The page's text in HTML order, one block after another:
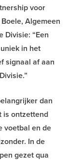
voor
Algemeen
Divisie: “Een
in het
signaal af aan
dan
is ontzettend
voetbal en de
In de
gezet qua